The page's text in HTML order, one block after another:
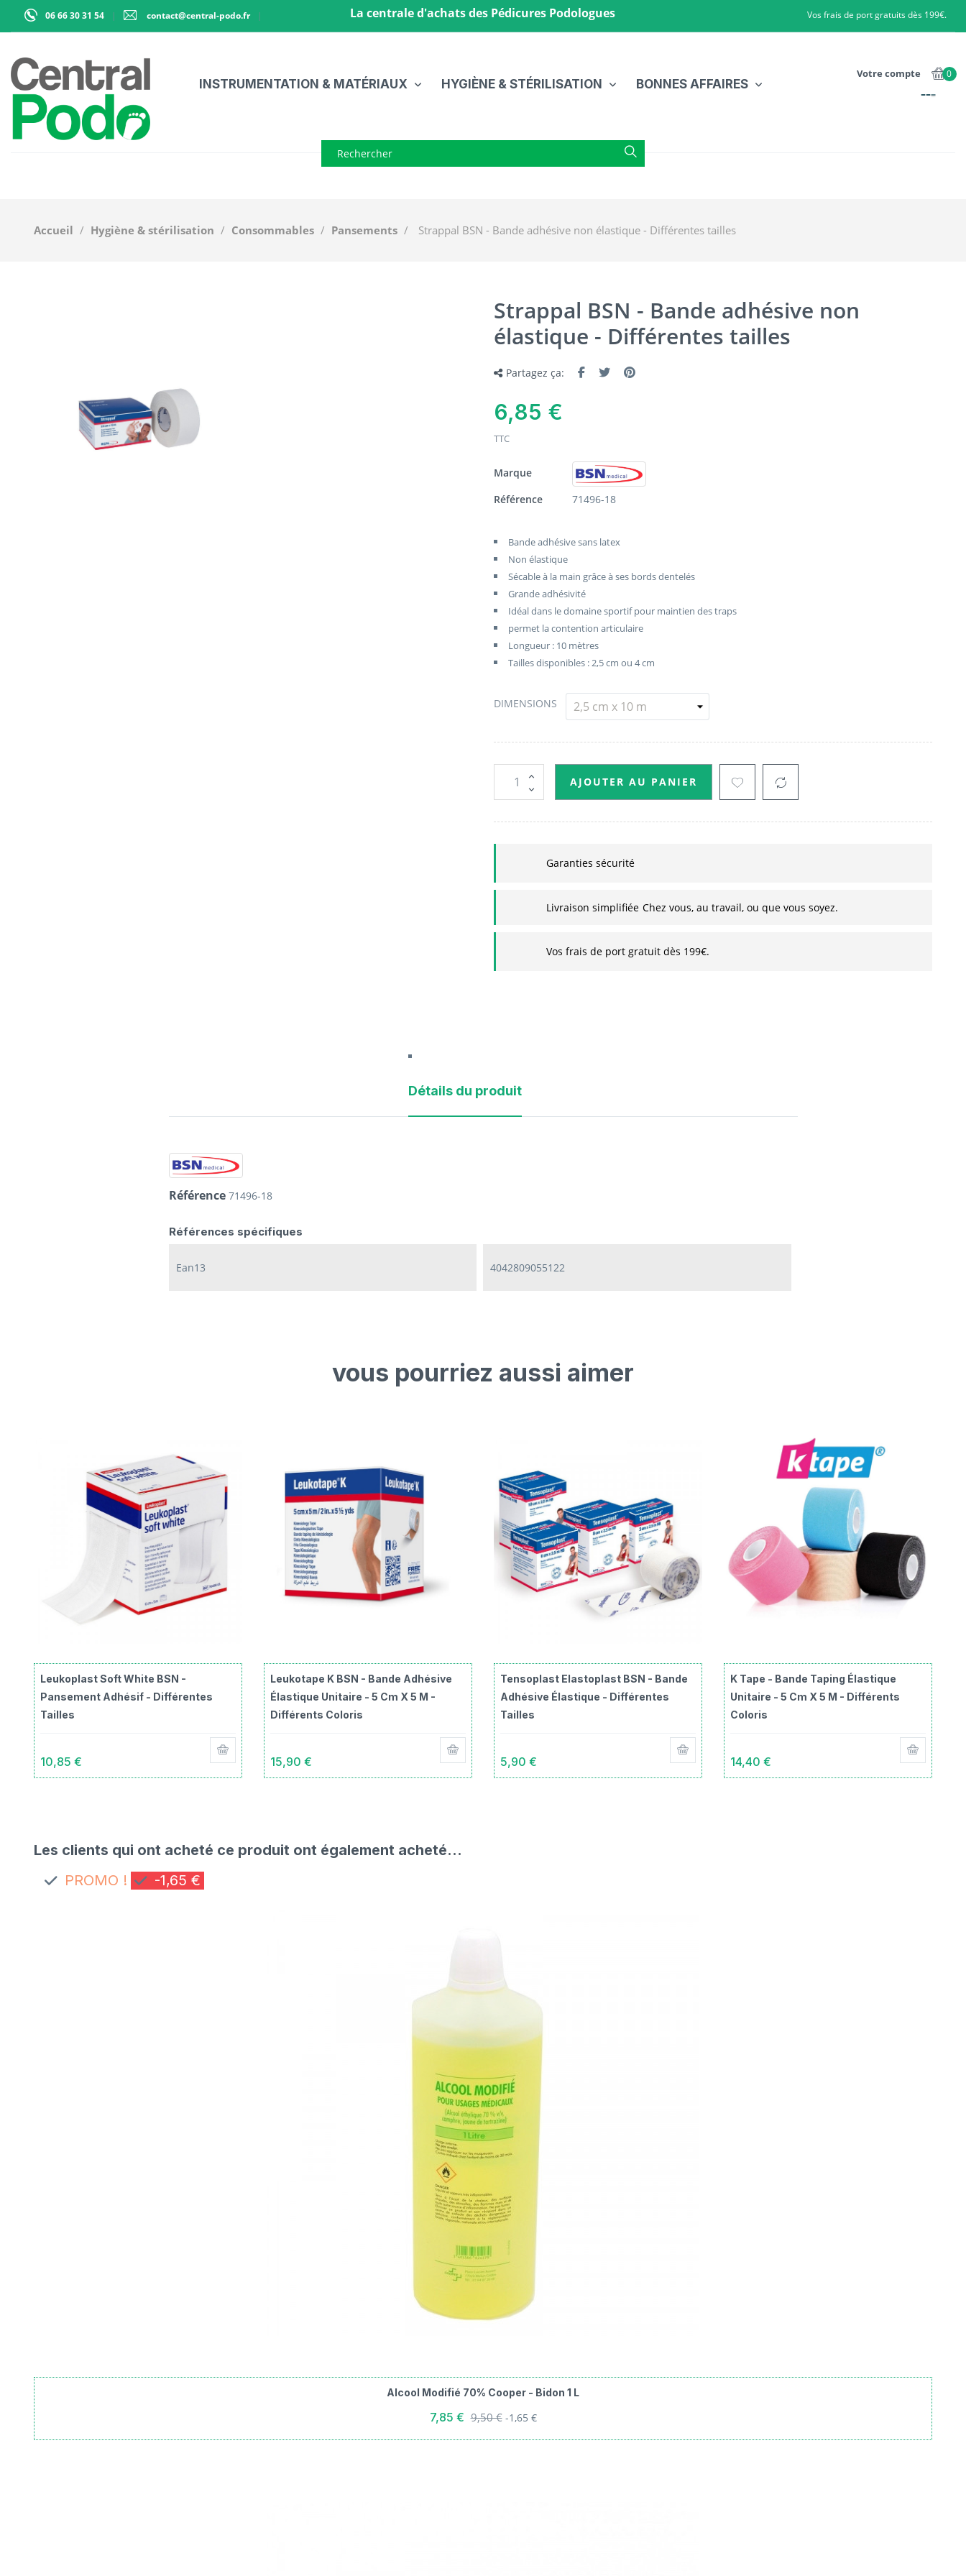
06 66 30 31 54 contact@central-podo.fr La centrale d'achats des Pédicures Podologues Vos frais de port gratuits dès 199€.
INSTRUMENTATION & MATÉRIAUX HYGIÈNE & STÉRILISATION BONNES AFFAIRES
Votre compte 0
Accueil Hygiène & stérilisation Consommables Pansements Strappal BSN - Bande adhésive non élastique - Différentes tailles
Strappal BSN - Bande adhésive non
élastique - Différentes tailles
Partagez ça:
6,85 €
TTC
Marque
Référence
71496-18
Bande adhésive sans latex
Non élastique
Sécable à la main grâceà ses bords dentelés
Grande adhésivité
Idéal dans le domaine sportif pour maintien des traps
permet la contention articulaire
Longueur : 10 mètres
Tailles disponibles : 2,5 cm ou 4 cm
DIMENSIONS
AJOUTER AU PANIER
Garanties sécurité
Livraison simplifiée Chez vous, au travail, ou que vous soyez.
Vos frais de port gratuit dès 199€.
Détails du produit
Référence 71496-18
Références spécifiques
Ean13 4042809055122
vous pourriez aussi aimer
Leukoplast Soft White BSN -
Pansement Adhésif - Différentes
Tailles
10,85 €
Leukotape K BSN - Bande Adhésive
Élastique Unitaire - 5 Cm X 5 M -
Différents Coloris
15,90 €
Tensoplast Elastoplast BSN - Bande
Adhésive Élastique - Différentes
Tailles
5,90 €
K Tape - Bande Taping Élastique
Unitaire - 5 Cm X 5 M - Différents
Coloris
14,40 €
Les clients qui ont acheté ce produit ont également acheté...
Alcool Modifié 70% Cooper - Bidon 1 L
7,85 € Prix de base
9,50 € -1,65 €
PROMO ! -1,65 €